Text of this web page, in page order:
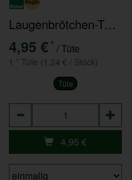
Laugenbrötchen-Tüte 4er Pack
4,95 € * / Tüte
1 * Tüte (1,24 € / Stück)
Tüte
4,95 €